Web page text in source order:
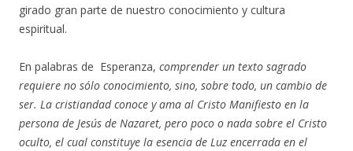
girado gran parte de nuestro conocimiento y cultura
espiritual.
En palabras de Esperanza, comprender un texto sagrado
requiere no sólo conocimiento, sino, sobre todo, un cambio de
ser. La cristiandad conoce y ama al Cristo Manifiesto en la
persona de Jesús de Nazaret, pero poco o nada sobre el Cristo
oculto, el cual constituye la esencia de Luz encerrada en el